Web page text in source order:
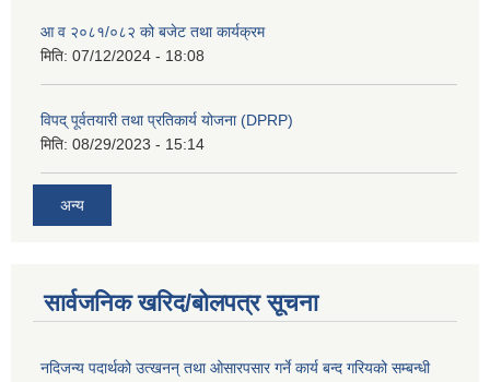
आ व २०८१/०८२ को बजेट तथा कार्यक्रम
मिति: 07/12/2024 - 18:08
विपद् पूर्वतयारी तथा प्रतिकार्य योजना (DPRP)
मिति: 08/29/2023 - 15:14
अन्य
सार्वजनिक खरिद/बोलपत्र सूचना
नदिजन्य पदार्थको उत्खनन् तथा ओसारपसार गर्ने कार्य बन्द गरियको सम्बन्धी